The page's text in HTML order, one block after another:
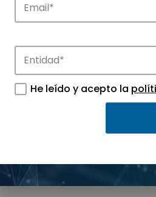
Noticias
Conoce las noticias
APTE y sus parques
He leído y acepto la